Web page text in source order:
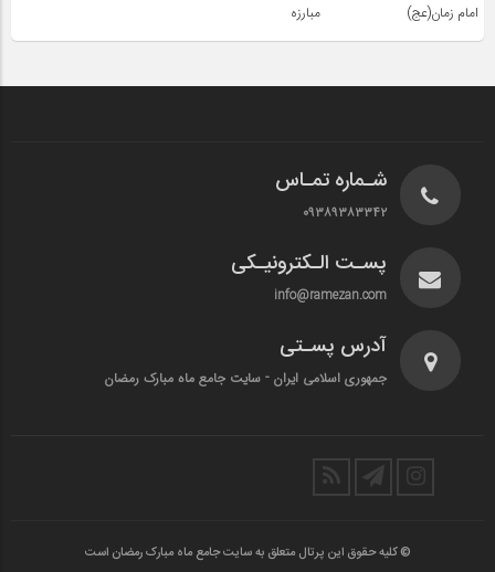
امام زمان(عج)
مبارزه
شـماره تمـاس
۰۹۳۸۹۳۸۳۳۴۲
پسـت الـکترونیـکی
info@ramezan.com
آدرس پسـتی
جمهوری اسلامی ایران - سایت جامع ماه مبارک رمضان
© کلیه حقوق این پرتال متعلق به سایت جامع ماه مبارک رمضان است